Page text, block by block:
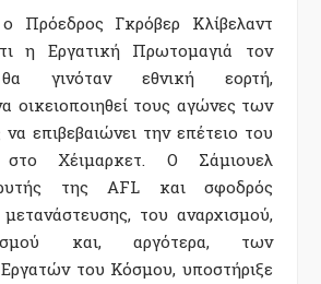
Πρόεδρος Γκρόβερ Κλίβελαντ
η Εργατική Πρωτομαγιά τον
θα γινόταν εθνική εορτή,
οικειοποιηθεί τους αγώνες των
επιβεβαιώνει την επέτειο του
στο Χέιμαρκετ. Ο Σάμιουελ
της AFL και σφοδρός
του αναρχισμού,
και, αργότερα, των
του Κόσμου, υποστήριξε